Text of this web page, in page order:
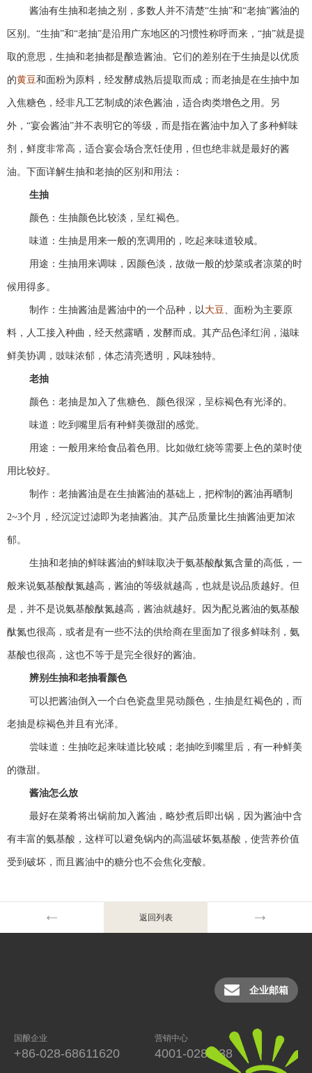
酱油有生抽和老抽之别，多数人并不清楚“生抽”和“老抽”酱油的
区别。“生抽”和“老抽”是沿用广东地区的习惯性称呼而来，“抽”就是提
取的意思，生抽和老抽都是酿造酱油。它们的差别在于生抽是以优质
的黄豆和面粉为原料，经发酵成熟后提取而成；而老抽是在生抽中加
入焦糖色，经非凡工艺制成的浓色酱油，适合肉类增色之用。另
外，“宴会酱油”并不表明它的等级，而是指在酱油中加入了多种鲜味
剂，鲜度非常高，适合宴会场合烹饪使用，但也绝非就是最好的酱
油。下面详解生抽和老抽的区别和用法：
生抽
颜色：生抽颜色比较淡，呈红褐色。
味道：生抽是用来一般的烹调用的，吃起来味道较咸。
用途：生抽用来调味，因颜色淡，故做一般的炒菜或者凉菜的时
候用得多。
制作：生抽酱油是酱油中的一个品种，以大豆、面粉为主要原
料，人工接入种曲，经天然露晒，发酵而成。其产品色泽红润，滋味
鲜美协调，豉味浓郁，体态清亮透明，风味独特。
老抽
颜色：老抽是加入了焦糖色、颜色很深，呈棕褐色有光泽的。
味道：吃到嘴里后有种鲜美微甜的感觉。
用途：一般用来给食品着色用。比如做红烧等需要上色的菜时使
用比较好。
制作：老抽酱油是在生抽酱油的基础上，把榨制的酱油再晒制
2~3个月，经沉淀过滤即为老抽酱油。其产品质量比生抽酱油更加浓
郁。
生抽和老抽的鲜味酱油的鲜味取决于氨基酸酞氮含量的高低，一
般来说氨基酸酞氮越高，酱油的等级就越高，也就是说品质越好。但
是，并不是说氨基酸酞氮越高，酱油就越好。因为配兑酱油的氨基酸
酞氮也很高，或者是有一些不法的供给商在里面加了很多鲜味剂，氨
基酸也很高，这也不等于是完全很好的酱油。
辨别生抽和老抽看颜色
可以把酱油倒入一个白色瓷盘里晃动颜色，生抽是红褐色的，而
老抽是棕褐色并且有光泽。
尝味道：生抽吃起来味道比较咸；老抽吃到嘴里后，有一种鲜美
的微甜。
酱油怎么放
最好在菜肴将出锅前加入酱油，略炒煮后即出锅，因为酱油中含
有丰富的氨基酸，这样可以避免锅内的高温破坏氨基酸，使营养价值
受到破坏，而且酱油中的糖分也不会焦化变酸。
返回列表
国酿企业
+86-028-68611620
营销中心
4001-028-038
企业邮箱